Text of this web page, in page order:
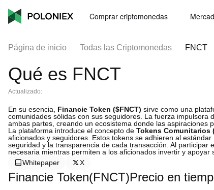
Comprar criptomonedas
Página de inicio Todas las Criptomonedas FNCT
Qué es FNCT
Actualizado:
En su esencia, Financie Token ($FNCT) sirve como una
comunidades sólidas con sus seguidores. La fuerza
ambas partes, creando un ecosistema donde las aspiraciones
La plataforma introduce el concepto de Tokens Comunitarios
aficionados y seguidores. Estos tokens se adhieren al
seguridad y la transparencia de cada transacción. Al
necesaria mientras permiten a los aficionados invertir y apoyar
Whitepaper
X
Financie Token(FNCT)Precio en